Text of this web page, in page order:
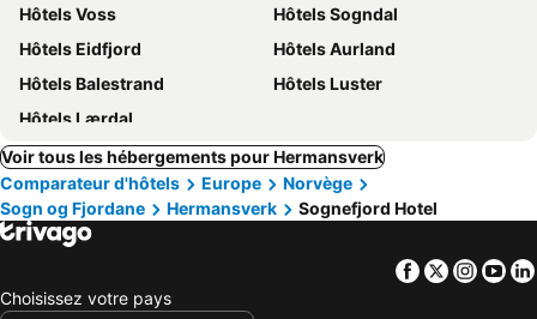
Hôtels Voss
Hôtels Sogndal
Hôtels Eidfjord
Hôtels Aurland
Hôtels Balestrand
Hôtels Luster
Hôtels Lærdal
Voir tous les hébergements pour Hermansverk
Comparateur d'hôtels
Europe
Norvège
Sogn og Fjordane
Hermansverk Sognefjord Hotel
Facebook
Twitter
Choisissez votre pays